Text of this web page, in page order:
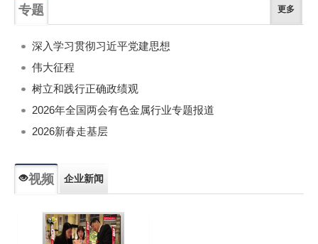
专题 更多
深入学习贯彻习近平党建思想
伟大征程
树立和践行正确政绩观
2026年全国两会有色金属行业专题报道
2026新春走基层
视频 企业新闻